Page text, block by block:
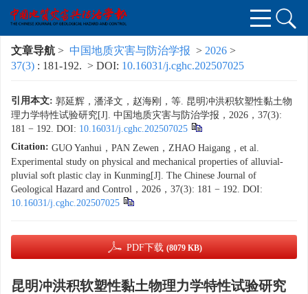
文章导航 > 中国地质灾害与防治学报 > 2026 >
37(3) : 181-192. > DOI: 10.16031/j.cghc.202507025
引用本文: 郭延辉，潘泽文，赵海刚，等. 昆明冲洪积软塑性黏土物
理力学特性试验研究[J]. 中国地质灾害与防治学报，2026，37(3):
181 − 192. DOI: 10.16031/j.cghc.202507025
Citation: GUO Yanhui，PAN Zewen，ZHAO Haigang，et al.
Experimental study on physical and mechanical properties of alluvial-
pluvial soft plastic clay in Kunming[J]. The Chinese Journal of
Geological Hazard and Control，2026，37(3): 181 − 192. DOI:
10.16031/j.cghc.202507025
PDF下载 (8079 KB)
昆明冲洪积软塑性黏土物理力学特性试验研究